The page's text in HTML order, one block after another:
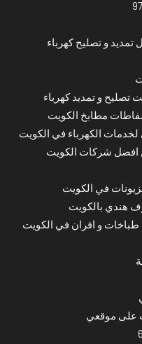
و تصليح كهرباء
و تمديد كهرباء
مطابخ الكويت
الكهرباء في الكويت
شركات الكويت
في الكويت
هندي بالكويت
طباخات و افران في الكويت
على موقعي